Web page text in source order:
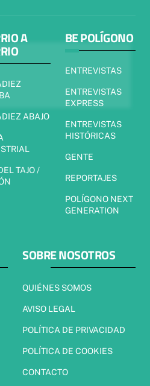
A
ABAJO
TAJO /
BE POLÍGONO
ENTREVISTAS
ENTREVISTAS
EXPRESS
ENTREVISTAS
HISTÓRICAS
GENTE
REPORTAJES
POLÍGONO NEXT
GENERATION
SOBRE NOSOTROS
QUIÉNES SOMOS
AVISO LEGAL
POLÍTICA DE PRIVACIDAD
POLÍTICA DE COOKIES
CONTACTO